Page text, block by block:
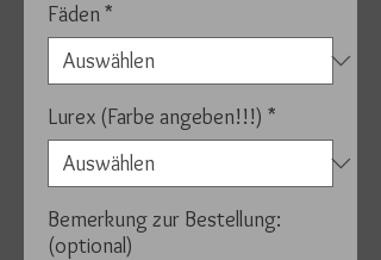
Fäden*
Lurex (Farbe angeben!!!) *
Bemerkung zur Bestellung:
(optional)